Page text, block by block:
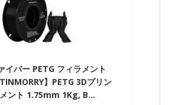
イバー PETG フィラメント
】PETG 3Dプリン
ント 1.75mm 1Kg, B…